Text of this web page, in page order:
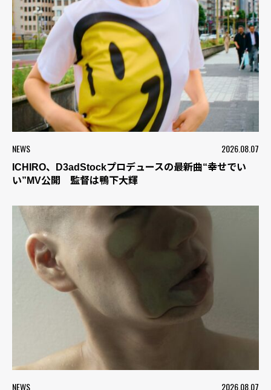
NEWS 2026.08.07
ICHIRO、D3adStockプロデュースの最新曲“幸せでい
い”MV公開 監督は鴨下大輝
NEWS 2026.08.07